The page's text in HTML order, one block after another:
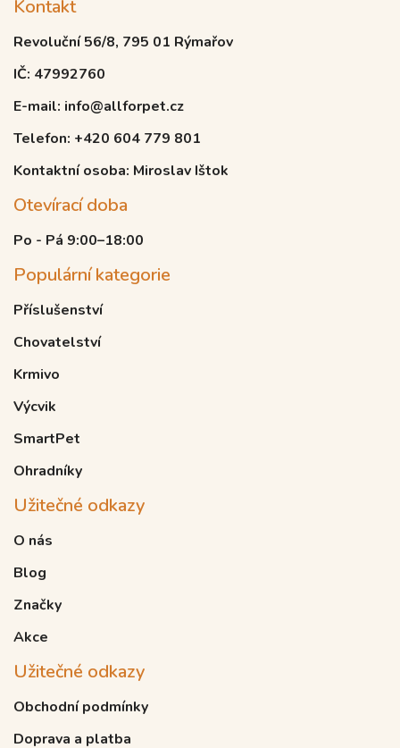
Kontakt
Revoluční 56/8, 795 01 Rýmařov
IČ: 47992760
E-mail: info@allforpet.cz
Telefon: +420 604 779 801
Kontaktní osoba: Miroslav Ištok
Otevírací doba
Po - Pá 9:00–18:00
Populární kategorie
Příslušenství
Chovatelství
Krmivo
Výcvik
SmartPet
Ohradníky
Užitečné odkazy
O nás
Blog
Značky
Akce
Užitečné odkazy
Obchodní podmínky
Doprava a platba